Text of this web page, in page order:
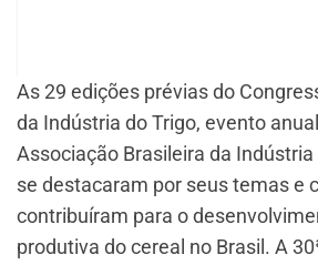
As 29 edições prévias do
da Indústria do Trigo, evento
Associação Brasileira da
se destacaram por seus temas e
contribuíram para o
produtiva do cereal no Brasil. A